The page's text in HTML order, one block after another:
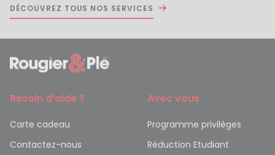
DÉCOUVREZ TOUS NOS SERVICES
Besoin d’aide ?
Carte cadeau
Contactez-nous
Avec vous
Programme privilèges
Réduction Etudiant